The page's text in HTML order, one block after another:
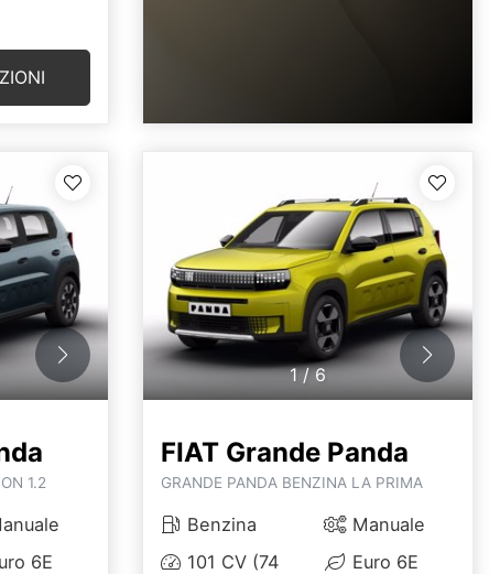
1.2
6E
1/6
FIAT Grande Panda
GRANDE PANDA BENZINA LA PRIMA
Benzina
Manuale
101 CV (74
Euro 6E